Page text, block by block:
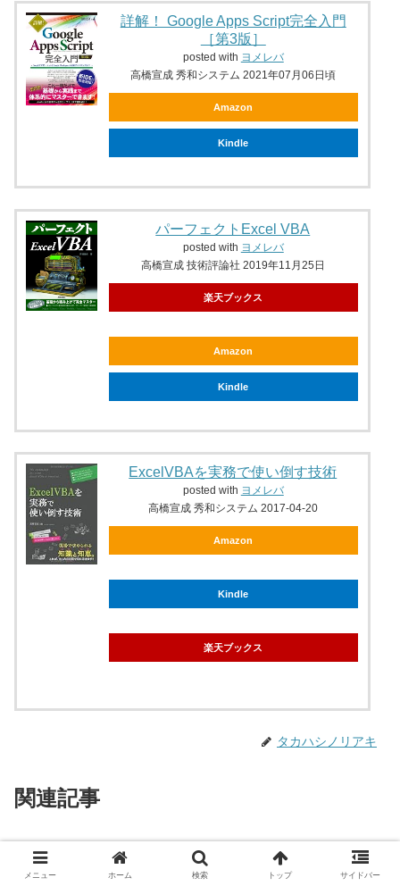
詳解！ Google Apps Script完全入門
［第3版］
posted with ヨメレバ
高橋宣成 秀和システム 2021年07月06日頃
Amazon
Kindle
パーフェクトExcel VBA
posted with ヨメレバ
高橋宣成 技術評論社 2019年11月25日
楽天ブックス
Amazon
Kindle
ExcelVBAを実務で使い倒す技術
posted with ヨメレバ
高橋宣成 秀和システム 2017-04-20
Amazon
Kindle
楽天ブックス
タカハシノリアキ
関連記事
Chatwork
Google Apps Scriptでチャット
ワークからの出勤・退勤の打刻デ
メニュー ホーム 検索 トップ サイドバー